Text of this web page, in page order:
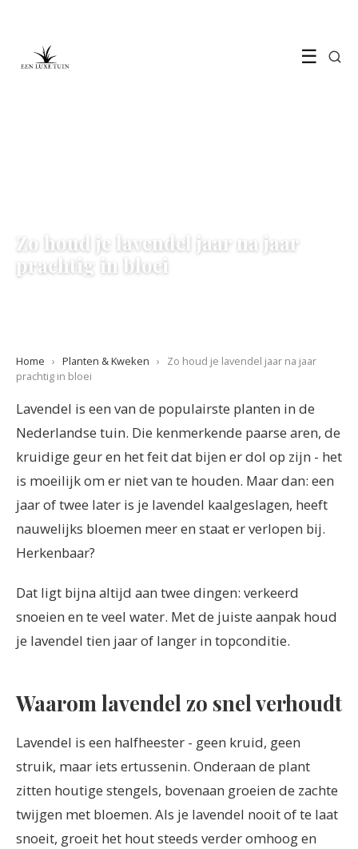
☰
Zo houd je lavendel jaar na jaar
prachtig in bloei
Home › Planten & Kweken ›
Zo houd je lavendel jaar na jaar
prachtig in bloei
Lavendel is een van de populairste planten in de
Nederlandse tuin. Die kenmerkende paarse aren, de
kruidige geur en het feit dat bijen er dol op zijn - het
is moeilijk om er niet van te houden. Maar dan: een
jaar of twee later is je lavendel kaalgeslagen, heeft
nauwelijks bloemen meer en staat er verlopen bij.
Herkenbaar?
Dat ligt bijna altijd aan twee dingen: verkeerd
snoeien en te veel water. Met de juiste aanpak houd
je lavendel tien jaar of langer in topconditie.
Waarom lavendel zo snel verhoudt
Lavendel is een halfheester - geen kruid, geen
struik, maar iets ertussenin. Onderaan de plant
zitten houtige stengels, bovenaan groeien de zachte
twijgen met bloemen. Als je lavendel nooit of te laat
snoeit, groeit het hout steeds verder omhoog en